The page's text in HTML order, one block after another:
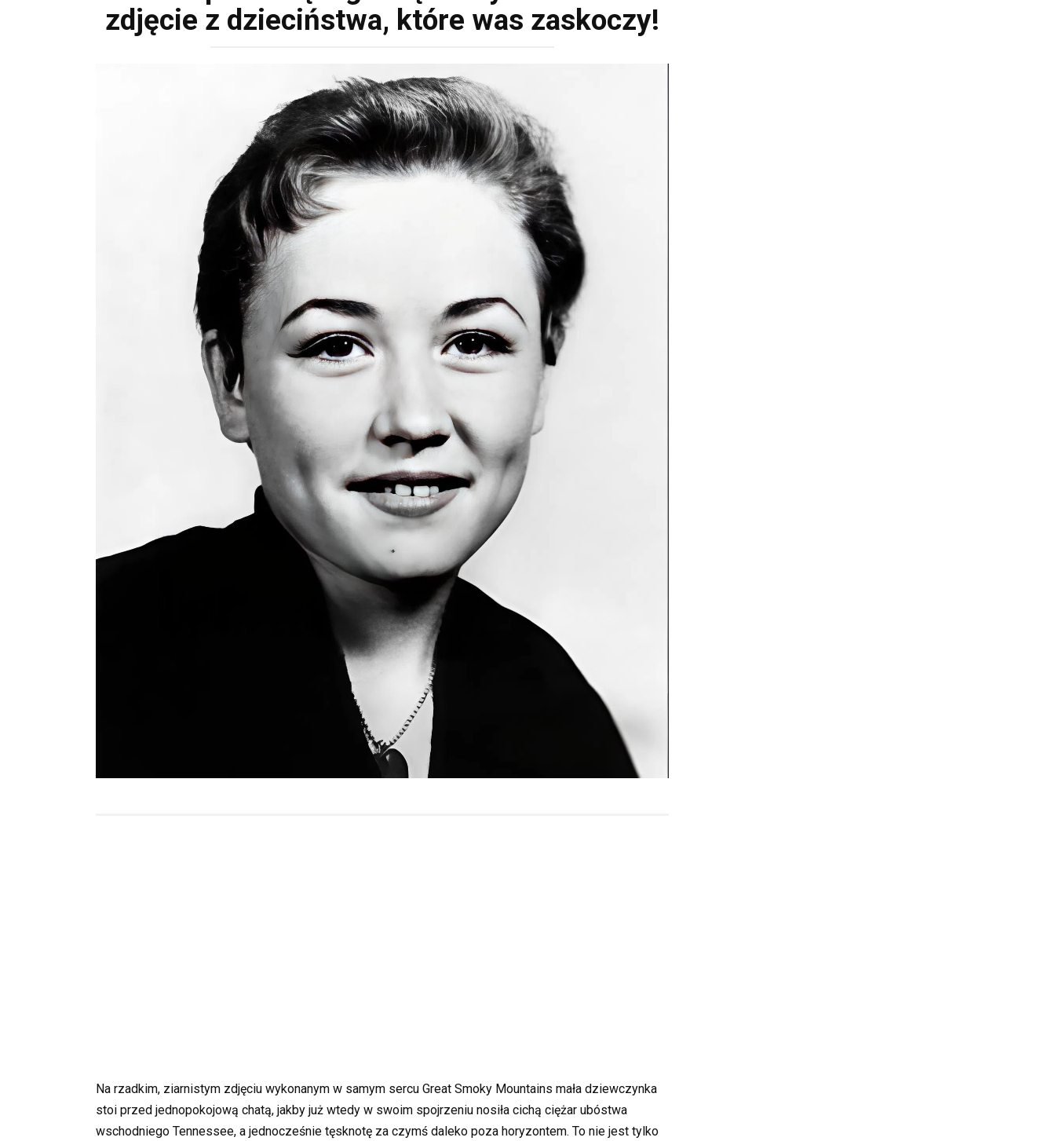
zdjęcie z dzieciństwa, które was zaskoczy!
Na rzadkim, ziarnistym zdjęciu wykonanym w samym sercu Great Smoky Mountains mała dziewczynka
stoi przed jednopokojową chatą, jakby już wtedy w swoim spojrzeniu nosiła cichą ciężar ubóstwa
wschodniego Tennessee, a jednocześnie tęsknotę za czymś daleko poza horyzontem. To nie jest tylko